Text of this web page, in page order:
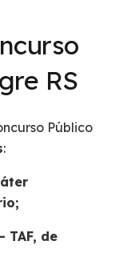
RS
Público
:
TAF, de